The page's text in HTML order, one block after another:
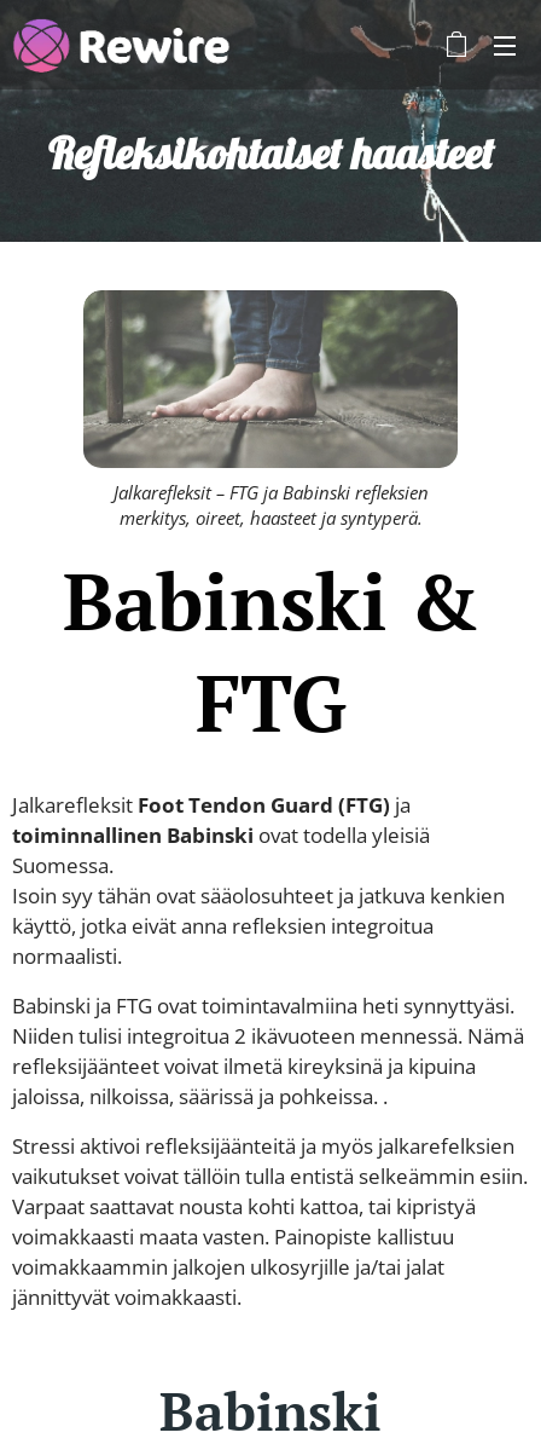
Refleksikohtaiset haasteet
Jalkarefleksit – FTG ja Babinski refleksien
merkitys, oireet, haasteet ja syntyperä.
Babinski &
FTG
Jalkarefleksit Foot Tendon Guard (FTG) ja
toiminnallinen Babinski ovat todella yleisiä
Suomessa.
Isoin syy tähän ovat sääolosuhteet ja jatkuva kenkien
käyttö, jotka eivät anna refleksien integroitua
normaalisti.
Babinski ja FTG ovat toimintavalmiina heti synnyttyäsi.
Niiden tulisi integroitua 2 ikävuoteen mennessä. Nämä
refleksijäänteet voivat ilmetä kireyksinä ja kipuina
jaloissa, nilkoissa, säärissä ja pohkeissa. .
Stressi aktivoi refleksijäänteitä ja myös jalkarefelksien
vaikutukset voivat tällöin tulla entistä selkeämmin esiin.
Varpaat saattavat nousta kohti kattoa, tai kipristyä
voimakkaasti maata vasten. Painopiste kallistuu
voimakkaammin jalkojen ulkosyrjille ja/tai jalat
jännittyvät voimakkaasti.
Babinski